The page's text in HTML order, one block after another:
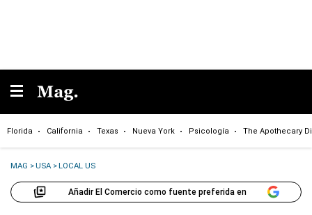
Florida California Texas Nueva York Psicología The Apothecary
MAG >USA >LOCAL US
Añadir El Comercio como fuente preferida en